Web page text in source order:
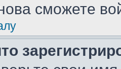
сможете